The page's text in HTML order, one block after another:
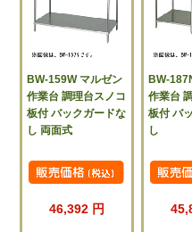
BW-159W マルゼン
作業台 調理台スノコ
板付 バックガードな
し 両面式
46,392 円
BW-
作業台
板付 バ
し